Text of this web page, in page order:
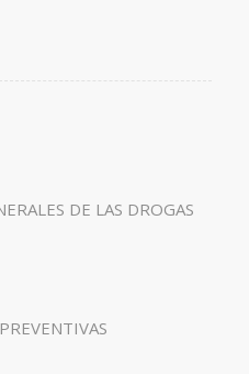
DE LAS DROGAS